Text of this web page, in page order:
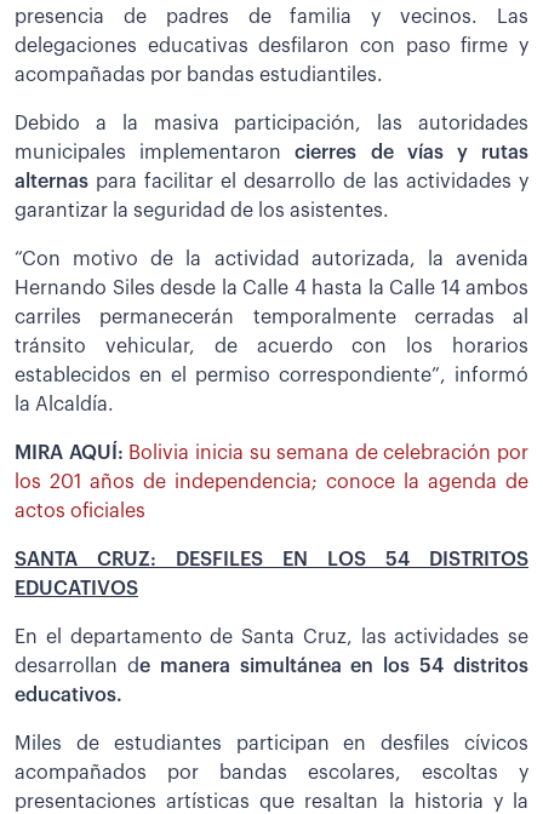
presencia de padres de familia y vecinos. Las
delegaciones educativas desfilaron con paso firme y
acompañadas por bandas estudiantiles.
Debido a la masiva participación, las autoridades
municipales implementaroncierres de vías y rutas
alternas para facilitar el desarrollo de las actividades y
garantizar la seguridad de los asistentes.
“Con motivo de la actividad autorizada, la avenida
Hernando Siles desde la Calle 4 hasta la Calle 14 ambos
carriles permanecerán temporalmente cerradas al
tránsito vehicular, de acuerdo con los horarios
establecidos en el permiso correspondiente”, informó
la Alcaldía.
MIRA AQUÍ: Bolivia inicia su semana de celebración por
los 201 años de independencia; conoce la agenda de
actos oficiales
SANTA CRUZ: DESFILES EN LOS 54 DISTRITOS
EDUCATIVOS
En el departamento de Santa Cruz, las actividades se
desarrollan de manera simultánea en los 54 distritos
educativos.
Miles de estudiantes participan en desfiles cívicos
acompañados por bandas escolares, escoltas y
presentaciones artísticas que resaltan la historia y la